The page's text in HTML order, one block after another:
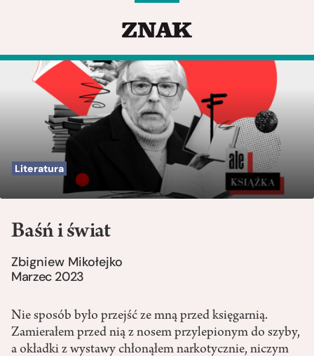
Literatura
Baśń i świat
Zbigniew Mikołejko
Marzec 2023
Nie sposób było przejść ze mną przed księgarnią.
Zamierałem przed nią z nosem przylepionym do szyby,
a okładki z wystawy chłonąłem narkotycznie, niczym